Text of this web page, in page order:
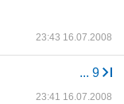
23:43 16.07.2008
... 9
23:41 16.07.2008